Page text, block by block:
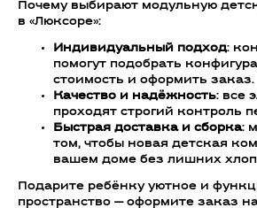
Почему выбирают модульную
в «Люксоре»:
Индивидуальный подход:
помогут подобрать
стоимость и оформить заказ.
Качество и надёжность: все
проходят строгий контроль
Быстрая доставка и сборка:
том, чтобы новая детская
вашем доме без лишних
Подарите ребёнку уютное и
пространство — оформите заказ